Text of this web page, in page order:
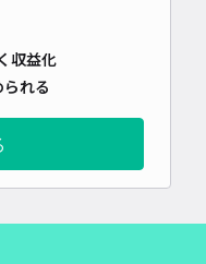
収益化
れる